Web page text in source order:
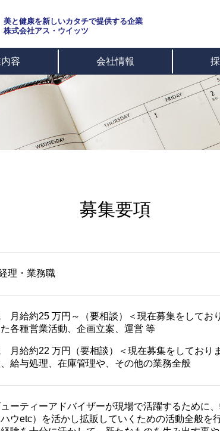
美と健康を新しいカタチで提供する企業
株式会社アス・ウイッツ
容 会社情報
募集要項
理・業務職
給約25 万円～（要相談）＜現在募集をしてお
各種営業活動、企画立案、運営 等
給約22 万円（要相談）＜現在募集をしており
給与処理、在庫管理や、その他の業務全般
ーティーアドバイザーが現場で活躍するために
ウetc）を活かし拡販していくための活動全般を